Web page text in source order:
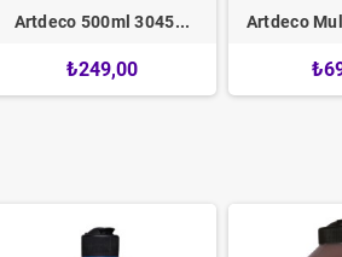
Artdeco 500ml 3045...
₺249,00
Artdeco